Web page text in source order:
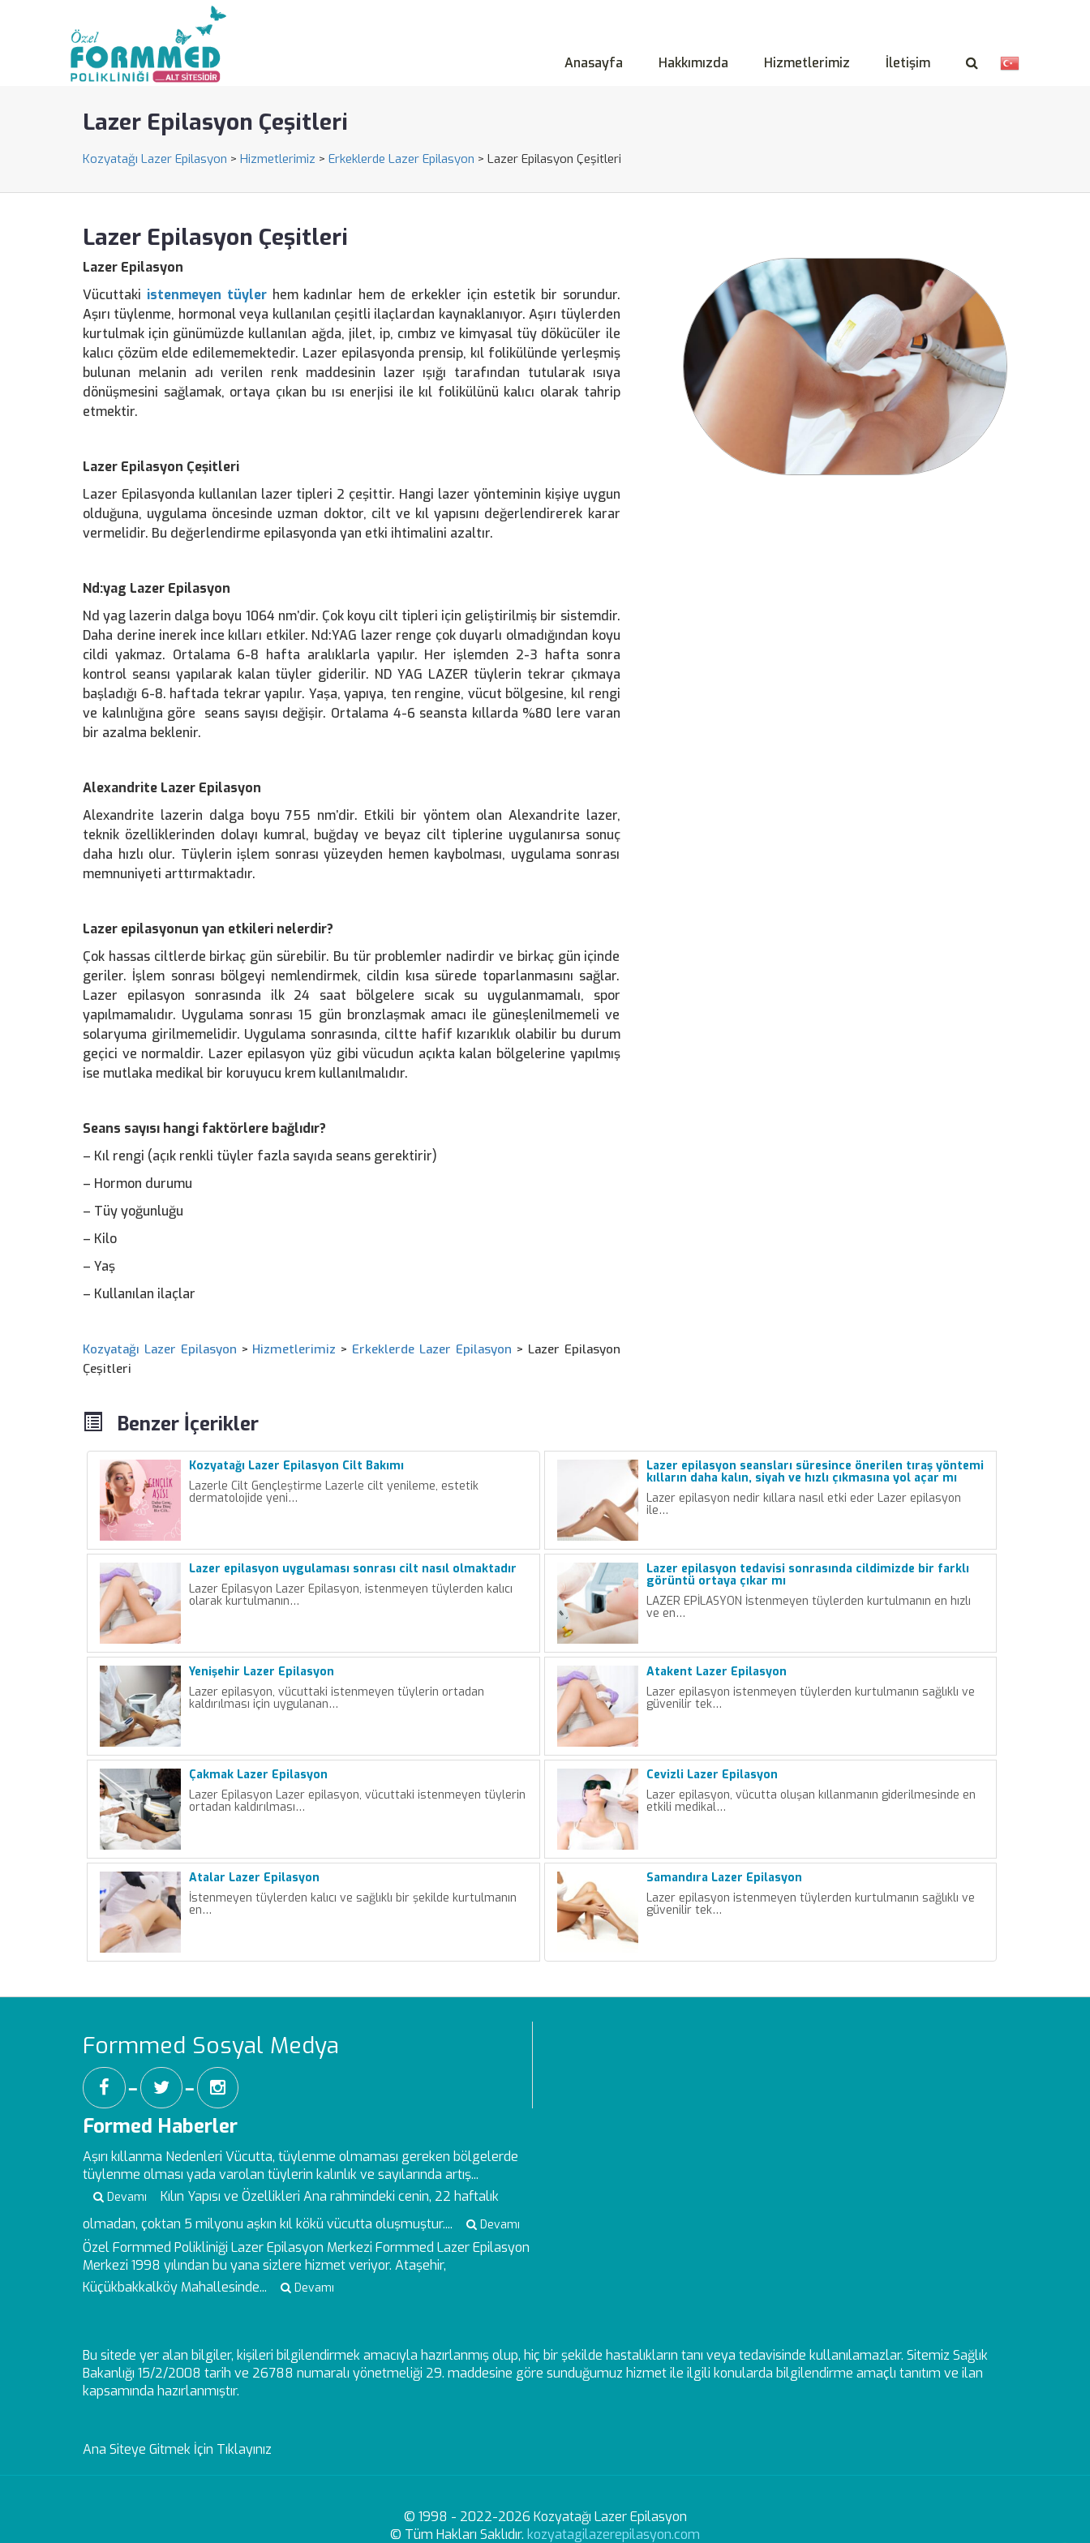
Anasayfa Hakkımızda Hizmetlerimiz İletişim
Lazer Epilasyon Çeşitleri
Kozyatağı Lazer Epilasyon > Hizmetlerimiz > Erkeklerde Lazer Epilasyon > Lazer Epilasyon Çeşitleri
Lazer Epilasyon Çeşitleri
Lazer Epilasyon
Vücuttaki istenmeyen tüyler hem kadınlar hem de erkekler için estetik bir sorundur.
Aşırı tüylenme, hormonal veya kullanılan çeşitli ilaçlardan kaynaklanıyor. Aşırı tüylerden
kurtulmak için günümüzde kullanılan ağda, jilet, ip, cımbız ve kimyasal tüy dökücüler ile
kalıcı çözüm elde edilememektedir. Lazer epilasyonda prensip, kıl folikülünde yerleşmiş
bulunan melanin adı verilen renk maddesinin lazer ışığı tarafından tutularak ısıya
dönüşmesini sağlamak, ortaya çıkan bu ısı enerjisi ile kıl folikülünü kalıcı olarak tahrip
etmektir.
Lazer Epilasyon Çeşitleri
Lazer Epilasyonda kullanılan lazer tipleri 2 çeşittir. Hangi lazer yönteminin kişiye uygun
olduğuna, uygulama öncesinde uzman doktor, cilt ve kıl yapısını değerlendirerek karar
vermelidir. Bu değerlendirme epilasyonda yan etki ihtimalini azaltır.
Nd:yag Lazer Epilasyon
Nd yag lazerin dalga boyu 1064 nm’dir. Çok koyu cilt tipleri için geliştirilmiş bir sistemdir.
Daha derine inerek ince kılları etkiler. Nd:YAG lazer renge çok duyarlı olmadığından koyu
cildi yakmaz. Ortalama 6-8 hafta aralıklarla yapılır. Her işlemden 2-3 hafta sonra
kontrol seansı yapılarak kalan tüyler giderilir. ND YAG LAZER tüylerin tekrar çıkmaya
başladığı 6-8. haftada tekrar yapılır. Yaşa, yapıya, ten rengine, vücut bölgesine, kıl rengi
ve kalınlığına göre seans sayısı değişir. Ortalama 4-6 seansta kıllarda %80 lere varan
bir azalma beklenir.
Alexandrite Lazer Epilasyon
Alexandrite lazerin dalga boyu 755 nm’dir. Etkili bir yöntem olan Alexandrite lazer,
teknik özelliklerinden dolayı kumral, buğday ve beyaz cilt tiplerine uygulanırsa sonuç
daha hızlı olur. Tüylerin işlem sonrası yüzeyden hemen kaybolması, uygulama sonrası
memnuniyeti arttırmaktadır.
Lazer epilasyonun yan etkileri nelerdir?
Çok hassas ciltlerde birkaç gün sürebilir. Bu tür problemler nadirdir ve birkaç gün içinde
geriler. İşlem sonrası bölgeyi nemlendirmek, cildin kısa sürede toparlanmasını sağlar.
Lazer epilasyon sonrasında ilk 24 saat bölgelere sıcak su uygulanmamalı, spor
yapılmamalıdır. Uygulama sonrası 15 gün bronzlaşmak amacı ile güneşlenilmemeli ve
solaryuma girilmemelidir. Uygulama sonrasında, ciltte hafif kızarıklık olabilir bu durum
geçici ve normaldir. Lazer epilasyon yüz gibi vücudun açıkta kalan bölgelerine yapılmış
ise mutlaka medikal bir koruyucu krem kullanılmalıdır.
Seans sayısı hangi faktörlere bağlıdır?
– Kıl rengi (açık renkli tüyler fazla sayıda seans gerektirir)
– Hormon durumu
– Tüy yoğunluğu
– Kilo
– Yaş
– Kullanılan ilaçlar
Kozyatağı Lazer Epilasyon > Hizmetlerimiz > Erkeklerde Lazer Epilasyon > Lazer Epilasyon
Çeşitleri
Benzer İçerikler
Kozyatağı Lazer Epilasyon Cilt Bakımı
Lazerle Cilt Gençleştirme Lazerle cilt yenileme, estetik
dermatolojide yeni…
Lazer epilasyon seansları süresince önerilen tıraş yöntemi
kılların daha kalın, siyah ve hızlı çıkmasına yol açar mı
Lazer epilasyon nedir kıllara nasıl etki eder Lazer epilasyon
ile…
Lazer epilasyon uygulaması sonrası cilt nasıl olmaktadır
Lazer Epilasyon Lazer Epilasyon, istenmeyen tüylerden kalıcı
olarak kurtulmanın…
Lazer epilasyon tedavisi sonrasında cildimizde bir farklı
görüntü ortaya çıkar mı
LAZER EPİLASYON İstenmeyen tüylerden kurtulmanın en hızlı
ve en…
Yenişehir Lazer Epilasyon
Lazer epilasyon, vücuttaki istenmeyen tüylerin ortadan
kaldırılması için uygulanan…
Atakent Lazer Epilasyon
Lazer epilasyon istenmeyen tüylerden kurtulmanın sağlıklı ve
güvenilir tek…
Çakmak Lazer Epilasyon
Lazer Epilasyon Lazer epilasyon, vücuttaki istenmeyen tüylerin
ortadan kaldırılması…
Cevizli Lazer Epilasyon
Lazer epilasyon, vücutta oluşan kıllanmanın giderilmesinde en
etkili medikal…
Atalar Lazer Epilasyon
İstenmeyen tüylerden kalıcı ve sağlıklı bir şekilde kurtulmanın
en…
Samandıra Lazer Epilasyon
Lazer epilasyon istenmeyen tüylerden kurtulmanın sağlıklı ve
güvenilir tek…
Formmed Sosyal Medya
━ ━
Formed Haberler
Aşırı kıllanma Nedenleri Vücutta, tüylenme olmaması gereken bölgelerde
tüylenme olması yada varolan tüylerin kalınlık ve sayılarında artış...
Devamı Kılın Yapısı ve Özellikleri Ana rahmindeki cenin, 22 haftalık
olmadan, çoktan 5 milyonu aşkın kıl kökü vücutta oluşmuştur....
Devamı
Özel Formmed Polikliniği Lazer Epilasyon Merkezi Formmed Lazer Epilasyon
Merkezi 1998 yılından bu yana sizlere hizmet veriyor. Ataşehir,
Küçükbakkalköy Mahallesinde...
Devamı
Bu sitede yer alan bilgiler, kişileri bilgilendirmek amacıyla hazırlanmış olup, hiç bir şekilde hastalıkların tanı veya tedavisinde kullanılamazlar. Sitemiz Sağlık
Bakanlığı 15/2/2008 tarih ve 26788 numaralı yönetmeliği 29. maddesine göre sunduğumuz hizmet ile ilgili konularda bilgilendirme amaçlı tanıtım ve ilan
kapsamında hazırlanmıştır.
Ana Siteye Gitmek İçin Tıklayınız
© 1998 - 2022-2026 Kozyatağı Lazer Epilasyon
© Tüm Hakları Saklıdır. kozyatagilazerepilasyon.com